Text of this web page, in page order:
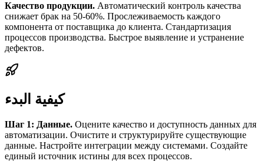
Качество продукции. Автоматический контроль качества
снижает брак на 50-60%. Прослеживаемость каждого
компонента от поставщика до клиента. Стандартизация
процессов производства. Быстрое выявление и устранение
дефектов.
كيفية البدء
Шаг 1: Данные. Оцените качество и доступность данных для
автоматизации. Очистите и структурируйте существующие
данные. Настройте интеграции между системами. Создайте
единый источник истины для всех процессов.